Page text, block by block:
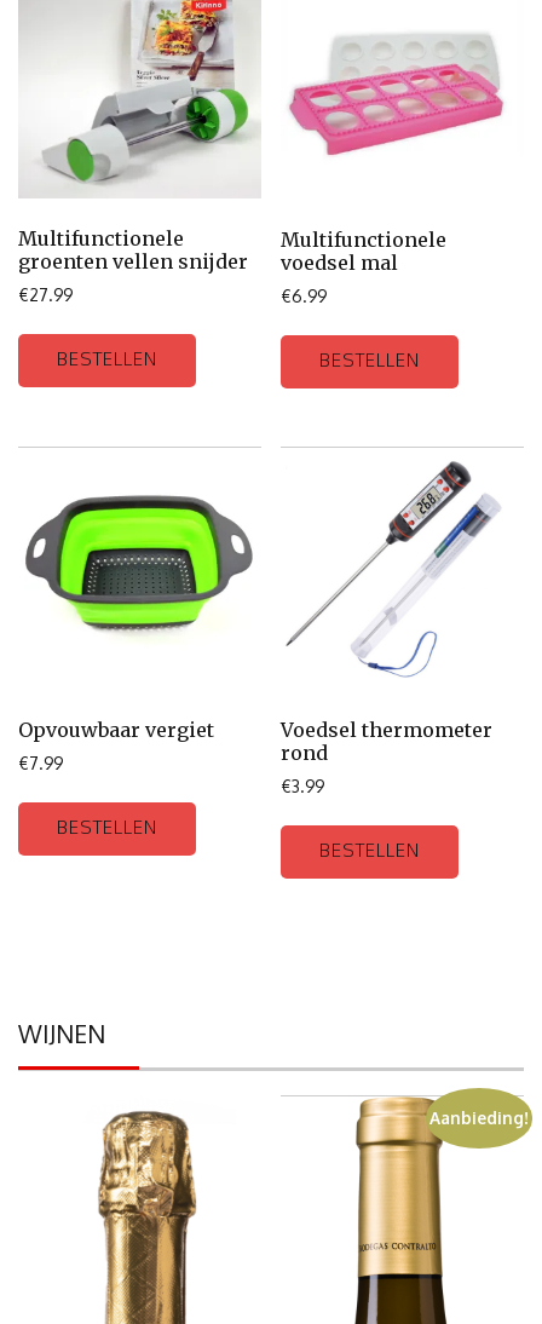
Multifunctionele
groenten vellen snijder
€27.99
BESTELLEN
Multifunctionele
voedsel mal
€6.99
BESTELLEN
Opvouwbaar vergiet
€7.99
BESTELLEN
Voedsel thermometer
rond
€3.99
BESTELLEN
WIJNEN
Aanbieding!